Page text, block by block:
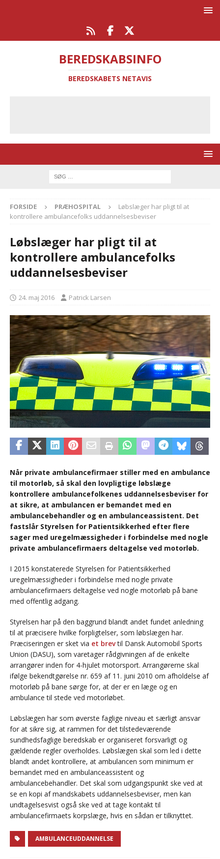
BEREDSKABSINFO
BEREDSKABETS NETAVIS
FORSIDE PRÆHOSPITAL
Løbslæger har pligt til at
kontrollere ambulancefolks uddannelsesbeviser
Løbslæger har pligt til at
kontrollere ambulancefolks
uddannelsesbeviser
24. maj 2016 Patrick Larsen
Når private ambulancefirmaer stiller med en ambulance
til motorløb, så skal den lovpligtige løbslæge
kontrollere ambulancefolkenes uddannelsesbeviser for
at sikre, at ambulancen er bemandet med en
ambulancebehandler og en ambulanceassistent. Det
fastslår Styrelsen for Patientsikkerhed efter flere
sager med uregelmæssigheder i forbindelse med nogle
private ambulancefirmaers deltagelse ved motorløb.
I 2015 konstaterede Styrelsen for Patientsikkerhed
uregelmæssigheder i forbindelse med nogle private
ambulancefirmaers deltagelse ved nogle motorløb på bane
med offentlig adgang.
Styrelsen har på den baggrund blandt andet fundet anledning
til at præcisere hvilke forpligtelser, som løbslægen har.
Præciseringen er sket via et brevtil Dansk Automobil Sports
Union (DASU), som varetager rådgivningen af de enkelte
arrangører inden for 4-hjulet motorsport. Arrangørerne skal
ifølge bekendtgørelse nr. 659 af 11. juni 2010 om afholdelse af
motorløb på bane sørge for, at der er en læge og en
ambulance til stede ved motorløbet.
Løbslægen har som øverste faglige niveau et særligt ansvar
for at sikre sig, at rammen for det tilstedeværende
sundhedsfaglige beredskab er organiseret forsvarligt og
gældende regler overholdes. Løbslægen skal som led i dette
blandt andet kontrollere, at ambulancen som minimum er
bemandet med en ambulanceassistent og
ambulancebehandler. Det skal som udgangspunkt ske ved at
se en kopi af mandskabets uddannelsesbeviser, men kan
undtagelsesvist også ske ved at tage kontakt til
ambulancefirmaets korpslæge, hvis en sådan er tilknyttet.
AMBULANCEUDDANNELSE